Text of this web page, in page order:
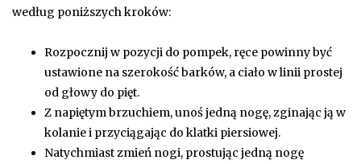
według poniższych kroków:
Rozpocznij w pozycji do pompek, ręce powinny być
ustawione na szerokość barków, a ciało w linii prostej
od głowy do pięt.
Z napiętym brzuchiem, unoś jedną nogę, zginając ją w
kolanie i przyciągając do klatki piersiowej.
Natychmiast zmień nogi, prostując jedną nogę